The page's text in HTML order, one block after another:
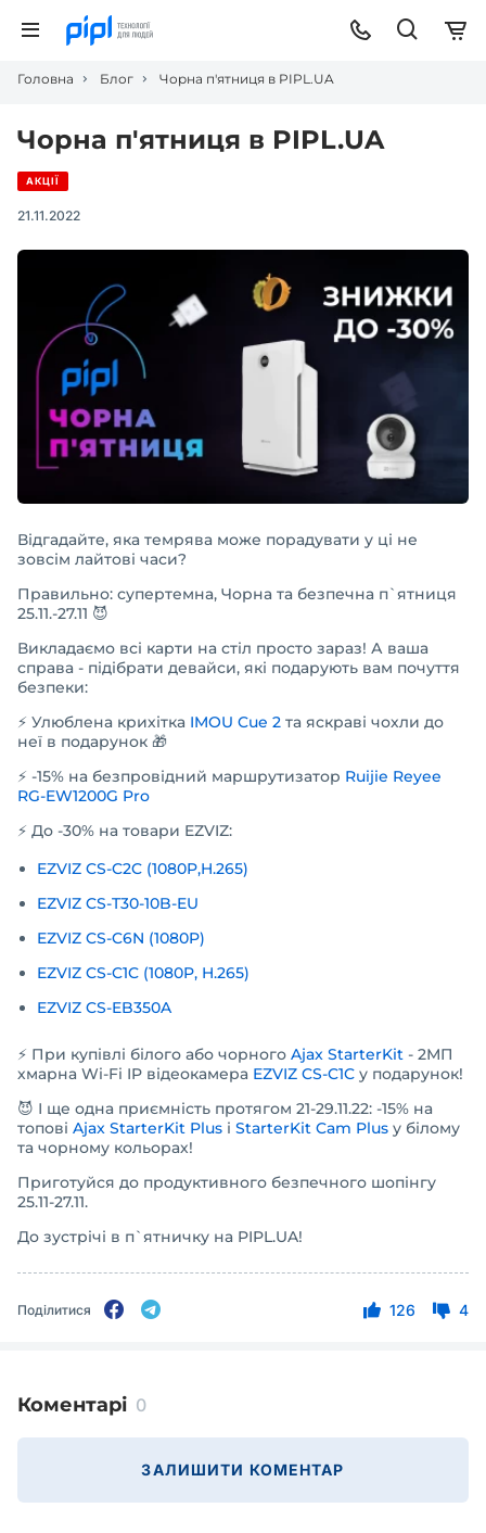
Головна Блог Чорна п'ятниця в PIPL.UA
Чорна п'ятниця в PIPL.UA
АКЦІЇ
21.11.2022
Відгадайте, яка темрява може порадувати у ці не
зовсім лайтові часи?
Правильно: супертемна, Чорна та безпечна п`ятниця
25.11.-27.11 😈
Викладаємо всі карти на стіл просто зараз! А ваша
справа - підібрати девайси, які подарують вам почуття
безпеки:
⚡️ Улюблена крихітка IMOU Cue 2 та яскраві чохли до
неї в подарунок 🎁
⚡️ -15% на безпровідний маршрутизатор Ruijie Reyee
RG-EW1200G Pro
⚡️ До -30% на товари EZVIZ:
EZVIZ CS-C2C (1080P,H.265)
EZVIZ CS-T30-10B-EU
EZVIZ CS-C6N (1080P)
EZVIZ CS-C1C (1080P, H.265)
EZVIZ CS-EB350A
⚡️ При купівлі білого або чорного Ajax StarterKit - 2МП
хмарна Wi-Fi IP відеокамера EZVIZ CS-C1C у подарунок!
😈 І ще одна приємність протягом 21-29.11.22: -15% на
топові Ajax StarterKit Plus і StarterKit Cam Plus у білому
та чорному кольорах!
Приготуйся до продуктивного безпечного шопінгу
25.11-27.11.
До зустрічі в п`ятничку на PIPL.UA!
Поділитися 126 4
Коментарі 0
ЗАЛИШИТИ КОМЕНТАР